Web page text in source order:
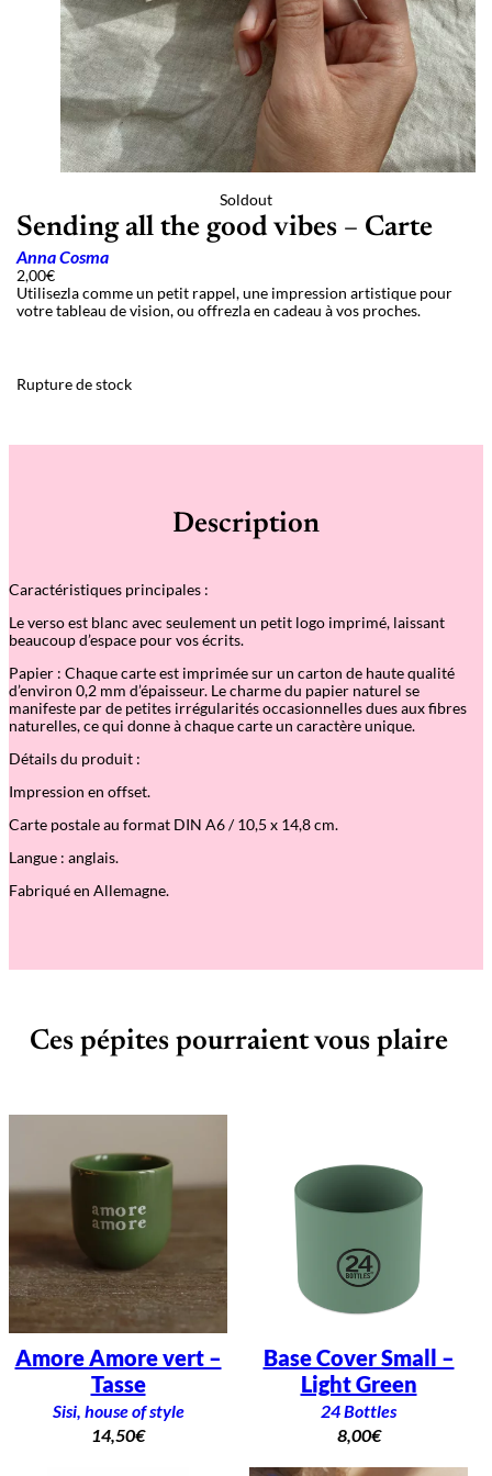
Soldout
Sending all the good vibes – Carte
Anna Cosma
2,00€
Utilisezla comme un petit rappel, une impression artistique pour
votre tableau de vision, ou offrezla en cadeau à vos proches.
Rupture de stock
Description
Caractéristiques principales :
Le verso est blanc avec seulement un petit logo imprimé, laissant
beaucoup d’espace pour vos écrits.
Papier : Chaque carte est imprimée sur un carton de haute qualité
d’environ 0,2 mm d’épaisseur. Le charme du papier naturel se
manifeste par de petites irrégularités occasionnelles dues aux fibres
naturelles, ce qui donne à chaque carte un caractère unique.
Détails du produit :
Impression en offset.
Carte postale au format DIN A6 / 10,5 x 14,8 cm.
Langue : anglais.
Fabriqué en Allemagne.
Ces pépites pourraient vous plaire
Amore Amore vert –
Tasse
Sisi, house of style
14,50€
Base Cover Small –
Light Green
24 Bottles
8,00€